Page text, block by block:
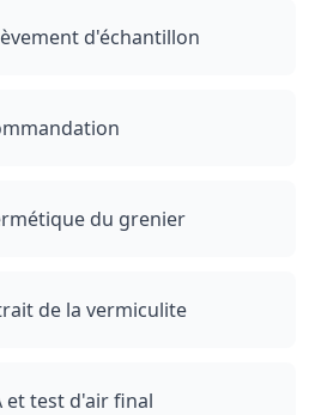
d'échantillon
du grenier
de la vermiculite
et test d'air final